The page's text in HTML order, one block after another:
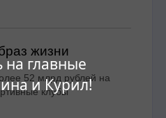
главные
и Курил!
жизни
52 млрд рублей на
клубы